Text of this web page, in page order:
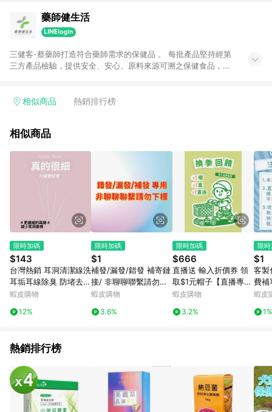
藥師健生活
三健客-蔡藥師打造符合藥師需求的保健品 。 每批產品堅持經第
三方產品檢驗，提供安全、安心、原料來源可溯之保健食品，致
相似商品 熱銷排行榜
相似商品
限時加碼
$143
台灣熱銷 耳洞清潔線洗
耳垢耳線除臭 防堵去異
味 清理乾淨清潔線 清
潔棒 清耳洞線 耳洞 田
蝦皮購物
12%
限時加碼
$1
補發/漏發/錯發 補寄鏈
接/ 非聊聊聯繫請勿下
標
蝦皮購物
3.6%
限時加碼
$666
直播送 輸入折價券 領
取$1元帽子【直播專
用】
蝦皮購物
3.2%
限
$1
客製
費補
直播
欄貓
蝦皮
1%
熱銷排行榜